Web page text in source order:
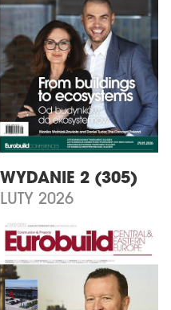
WYDANIE 2 (305)
LUTY 2026